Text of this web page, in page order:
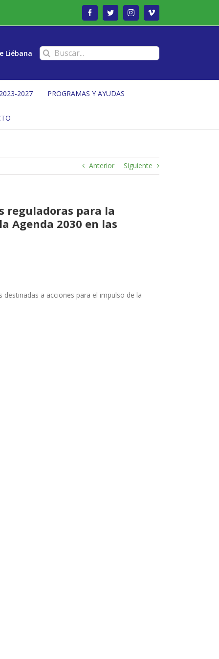
FacebookTwitterInstagramVimeo
Liébana Buscar:
2027 PROGRAMAS Y AYUDAS
Anterior Siguiente
reguladoras para la
Agenda 2030 en las
destinadas a acciones para el impulso de la